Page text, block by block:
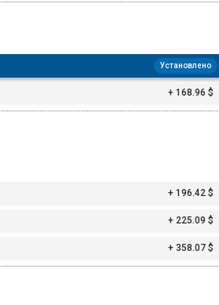
Установлено
+ 168.96 $
+ 196.42 $
+ 225.09 $
+ 358.07 $